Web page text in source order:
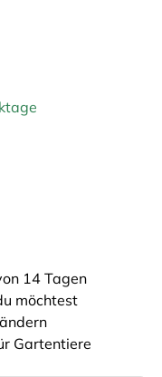
14 Tagen
möchtest
Gartentiere